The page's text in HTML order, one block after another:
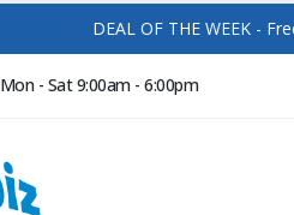
DEAL OF THE WEEK -
Mon - Sat 9:00am - 6:00pm